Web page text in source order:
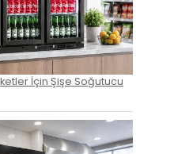
İçin Şişe Soğutucu